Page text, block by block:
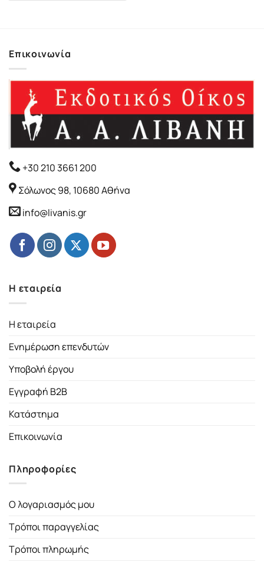
Επικοινωνία
+30 210 3661 200
Σόλωνος 98, 10680 Αθήνα
info@livanis.gr
Η εταιρεία
Η εταιρεία
Ενημέρωση επενδυτών
Υποβολή έργου
Εγγραφή B2B
Κατάστημα
Επικοινωνία
Πληροφορίες
Ο λογαριασμός μου
Τρόποι παραγγελίας
Τρόποι πληρωμής